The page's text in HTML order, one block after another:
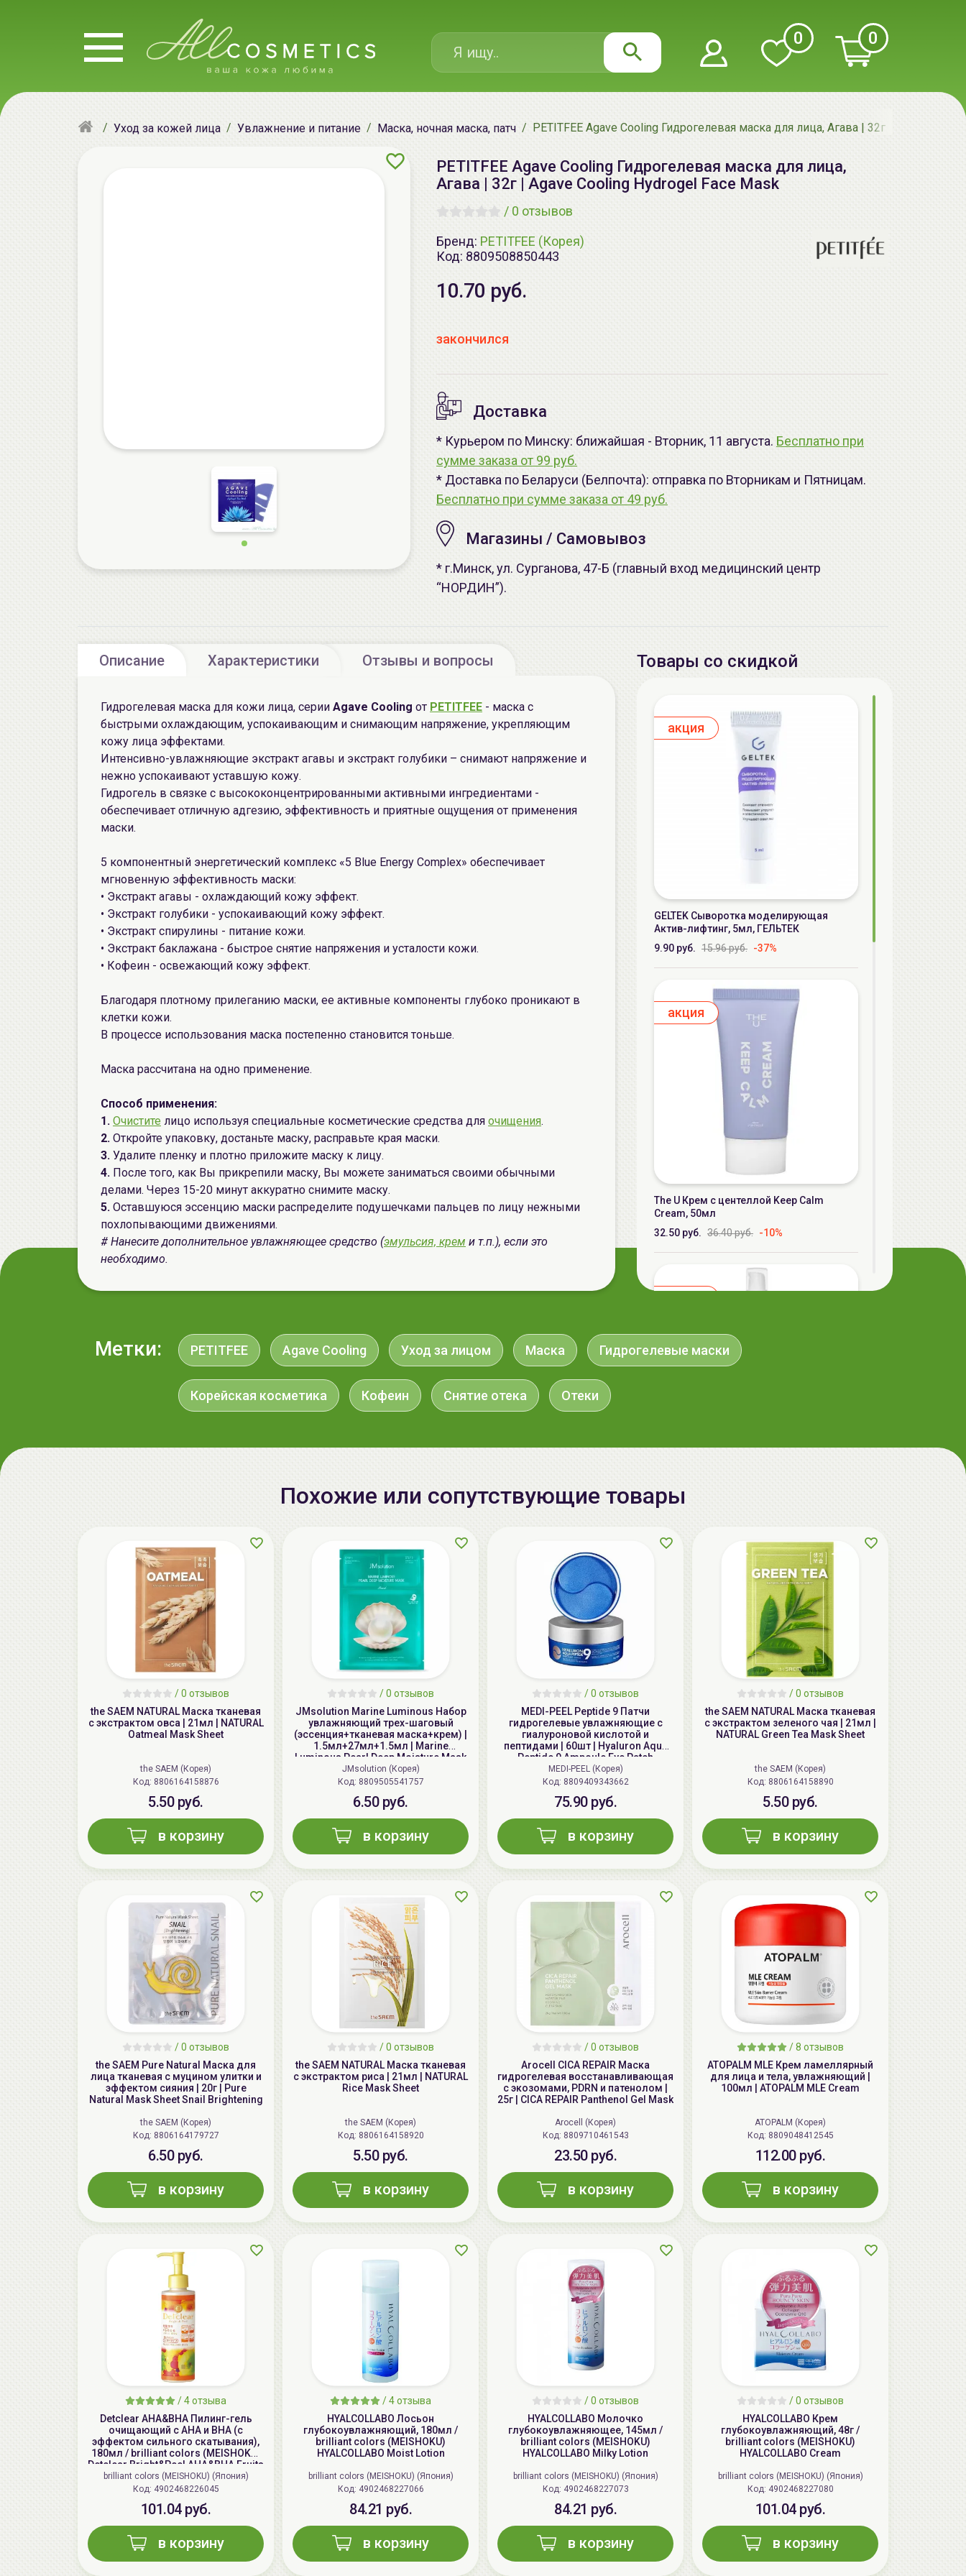
0 0
Уход за кожей лица Увлажнение и питание Маска, ночная маска, патч PETITFEE Agave Cooling Гидрогелевая маска для лица, Агава | 32г | Agave
PETITFEE Agave Cooling Гидрогелевая маска для лица,
Агава | 32г | Agave Cooling Hydrogel Face Mask
/ 0 отзывов
Бренд: PETITFEE (Корея)
Код: 8809508850443
10.70 руб.
закончился
Доставка
* Курьером по Минску: ближайшая - Вторник, 11 августа. Бесплатно при
сумме заказа от 99 руб.
* Доставка по Беларуси (Белпочта): отправка по Вторникам и Пятницам.
Бесплатно при сумме заказа от 49 руб.
Магазины / Самовывоз
* г.Минск, ул. Сурганова, 47-Б (главный вход медицинский центр
“НОРДИН”).
Описание Характеристики Отзывы и вопросы
Гидрогелевая маска для кожи лица, серии Agave Cooling от PETITFEE - маска с
быстрыми охлаждающим, успокаивающим и снимающим напряжение, укрепляющим
кожу лица эффектами.
Интенсивно-увлажняющие экстракт агавы и экстракт голубики – снимают напряжение и
нежно успокаивают уставшую кожу.
Гидрогель в связке с высококонцентрированными активными ингредиентами -
обеспечивает отличную адгезию, эффективность и приятные ощущения от применения
маски.
5 компонентный энергетический комплекс «5 Blue Energy Complex» обеспечивает
мгновенную эффективность маски:
• Экстракт агавы - охлаждающий кожу эффект.
• Экстракт голубики - успокаивающий кожу эффект.
• Экстракт спирулины - питание кожи.
• Экстракт баклажана - быстрое снятие напряжения и усталости кожи.
• Кофеин - освежающий кожу эффект.
Благодаря плотному прилеганию маски, ее активные компоненты глубоко проникают в
клетки кожи.
В процессе использования маска постепенно становится тоньше.
Маска рассчитана на одно применение.
Способ применения:
1. Очистите лицо используя специальные косметические средства для очищения.
2. Откройте упаковку, достаньте маску, расправьте края маски.
3. Удалите пленку и плотно приложите маску к лицу.
4. После того, как Вы прикрепили маску, Вы можете заниматься своими обычными
делами. Через 15-20 минут аккуратно снимите маску.
5. Оставшуюся эссенцию маски распределите подушечками пальцев по лицу нежными
похлопывающими движениями.
# Нанесите дополнительное увлажняющее средство (эмульсия, крем и т.п.), если это
необходимо.
Товары со скидкой
aкция
GELTEK Сыворотка моделирующая
Актив-лифтинг, 5мл, ГЕЛЬТЕК
9.90 руб. 15.96 руб. -37%
aкция
The U Крем с центеллой Keep Calm
Cream, 50мл
32.50 руб. 36.40 руб. -10%
пектиновая, 200г, GELTEK
AiliCode Бальзам для волос
увлажняющий, 250мл
-26%
aкция
AiliCode Восстанавливающий крем-
пилинг для лица, 50мл
24.90 руб.
49.95 руб. -50%
Метки: PETITFEE Agave Cooling Уход за лицом Маска Гидрогелевые маски
Корейская косметика Кофеин Снятие отека Отеки
Похожие или сопутствующие товары
/0 отзывов
the SAEM NATURAL Маска тканевая
с экстрактом овса | 21мл | NATURAL
Oatmeal Mask Sheet
the SAEM (Корея)
Код: 8806164158876
5.50 руб.
в корзину
/0 отзывов
JMsolution Marine Luminous Набор
увлажняющий трех-шаговый
(эссенция+тканевая маска+крем) |
1.5мл+27мл+1.5мл | Marine
Luminous Pearl Deep Moisture Mask
JMsolution (Корея)
Код: 8809505541757
6.50 руб.
в корзину
/0 отзывов
MEDI-PEEL Peptide 9 Патчи
гидрогелевые увлажняющие с
гиалуроновой кислотой и
пептидами | 60шт | Hyaluron Aqua
Peptide 9 Ampoule Eye Patch
MEDI-PEEL (Корея)
Код: 8809409343662
75.90 руб.
в корзину
/0 отзывов
the SAEM NATURAL Маска тканевая
с экстрактом зеленого чая | 21мл |
NATURAL Green Tea Mask Sheet
the SAEM (Корея)
Код: 8806164158890
5.50 руб.
в корзину
/0 отзывов
the SAEM Pure Natural Маска для
лица тканевая с муцином улитки и
эффектом сияния | 20г | Pure
Natural Mask Sheet Snail Brightening
the SAEM (Корея)
Код: 8806164179727
6.50 руб.
в корзину
/0 отзывов
the SAEM NATURAL Маска тканевая
с экстрактом риса | 21мл | NATURAL
Rice Mask Sheet
the SAEM (Корея)
Код: 8806164158920
5.50 руб.
в корзину
/0 отзывов
Arocell CICA REPAIR Маска
гидрогелевая восстанавливающая
с экозомами, PDRN и патенолом |
25г | CICA REPAIR Panthenol Gel Mask
Arocell (Корея)
Код: 8809710461543
23.50 руб.
в корзину
/8 отзывов
ATOPALM MLE Крем ламеллярный
для лица и тела, увлажняющий |
100мл | ATOPALM MLE Cream
ATOPALM (Корея)
Код: 8809048412545
112.00 руб.
в корзину
/4 отзыва
Detclear AHA&BHA Пилинг-гель
очищающий с AHA и BHA (с
эффектом сильного скатывания),
180мл / brilliant colors (MEISHOKU)
Detclear Bright&Peel AHA&BHA Fruits
Peeling Jelly
brilliant colors (MEISHOKU) (Япония)
Код: 4902468226045
101.04 руб.
в корзину
/4 отзыва
HYALCOLLABO Лосьон
глубокоувлажняющий, 180мл /
brilliant colors (MEISHOKU)
HYALCOLLABO Moist Lotion
brilliant colors (MEISHOKU) (Япония)
Код: 4902468227066
84.21 руб.
в корзину
/0 отзывов
HYALCOLLABO Молочко
глубокоувлажняющее, 145мл /
brilliant colors (MEISHOKU)
HYALCOLLABO Milky Lotion
brilliant colors (MEISHOKU) (Япония)
Код: 4902468227073
84.21 руб.
в корзину
/0 отзывов
HYALCOLLABO Крем
глубокоувлажняющий, 48г /
brilliant colors (MEISHOKU)
HYALCOLLABO Cream
brilliant colors (MEISHOKU) (Япония)
Код: 4902468227080
101.04 руб.
в корзину